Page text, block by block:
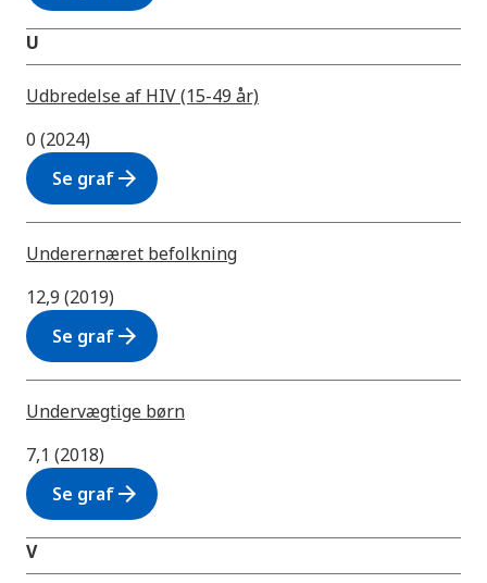
U
Udbredelse af HIV (15-49 år)
0 (2024)
Se grafarrow_forward
Underernæret befolkning
12,9 (2019)
Se grafarrow_forward
Undervægtige børn
7,1 (2018)
Se grafarrow_forward
V